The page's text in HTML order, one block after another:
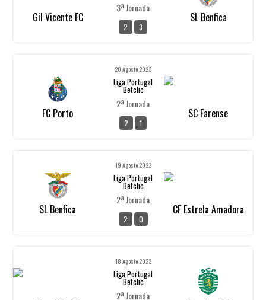
Gil Vicente FC
3ª Jornada
2 3
SL Benfica
FC Porto
20 Agosto 2023
Liga Portugal
Betclic
2ª Jornada
2 1
SC Farense
SL Benfica
19 Agosto 2023
Liga Portugal
Betclic
2ª Jornada
2 0
CF Estrela Amadora
18 Agosto 2023
Liga Portugal
Betclic
2ª Jornada